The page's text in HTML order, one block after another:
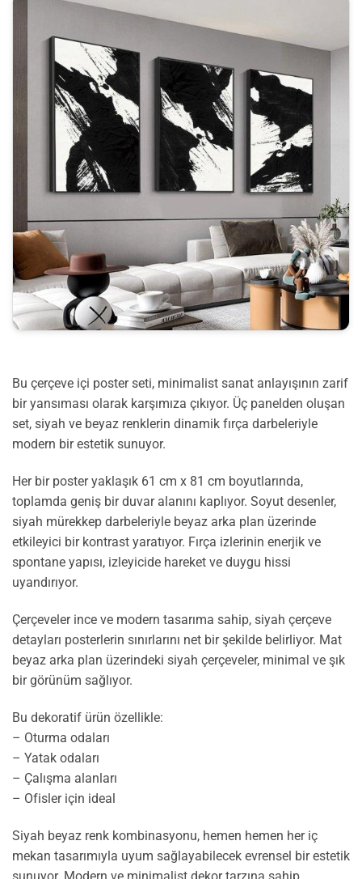
Bu çerçeve içi poster seti, minimalist sanat anlayışının zarif
bir yansıması olarak karşımıza çıkıyor. Üç panelden oluşan
set, siyah ve beyaz renklerin dinamik fırça darbeleriyle
modern bir estetik sunuyor.
Her bir poster yaklaşık 61 cm x 81 cm boyutlarında,
toplamda geniş bir duvar alanını kaplıyor. Soyut desenler,
siyah mürekkep darbeleriyle beyaz arka plan üzerinde
etkileyici bir kontrast yaratıyor. Fırça izlerinin enerjik ve
spontane yapısı, izleyicide hareket ve duygu hissi
uyandırıyor.
Çerçeveler ince ve modern tasarıma sahip, siyah çerçeve
detayları posterlerin sınırlarını net bir şekilde belirliyor. Mat
beyaz arka plan üzerindeki siyah çerçeveler, minimal ve şık
bir görünüm sağlıyor.
Bu dekoratif ürün özellikle:
– Oturma odaları
– Yatak odaları
– Çalışma alanları
– Ofisler için ideal
Siyah beyaz renk kombinasyonu, hemen hemen her iç
mekan tasarımıyla uyum sağlayabilecek evrensel bir estetik
sunuyor. Modern ve minimalist dekor tarzına sahip